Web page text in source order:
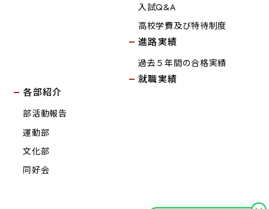
入試Q&A
高校学費及び特待制度
進路実績
過去５年間の合格実績
就職実績
各部紹介
部活動報告
運動部
文化部
同好会